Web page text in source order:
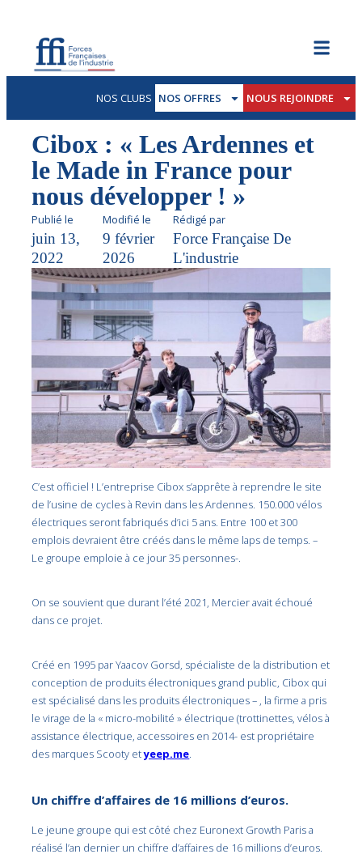
NOS CLUBS NOS OFFRES NOUS REJOINDRE
Cibox : « Les Ardennes et
le Made in France pour
nous développer ! »
Publié le
juin 13,
2022
Modifié le
9 février
2026
Rédigé par
Force Française De
L'industrie
C’est officiel ! L’entreprise Cibox s’apprête à reprendre le site
de l’usine de cycles à Revin dans les Ardennes. 150.000 vélos
électriques seront fabriqués d’ici 5 ans. Entre 100 et 300
emplois devraient être créés dans le même laps de temps. –
Le groupe emploie à ce jour 35 personnes-.
On se souvient que durant l’été 2021, Mercier avait échoué
dans ce projet.
Créé en 1995 par Yaacov Gorsd, spécialiste de la distribution et
conception de produits électroniques grand public, Cibox qui
est spécialisé dans les produits électroniques – , la firme a pris
le virage de la « micro-mobilité » électrique (trottinettes, vélos à
assistance électrique, accessoires en 2014- est propriétaire
des marques Scooty etyeep.me.
Un chiffre d’affaires de 16 millions d’euros.
Le jeune groupe qui est côté chez Euronext Growth Paris a
réalisé l’an dernier un chiffre d’affaires de 16 millions d’euros.